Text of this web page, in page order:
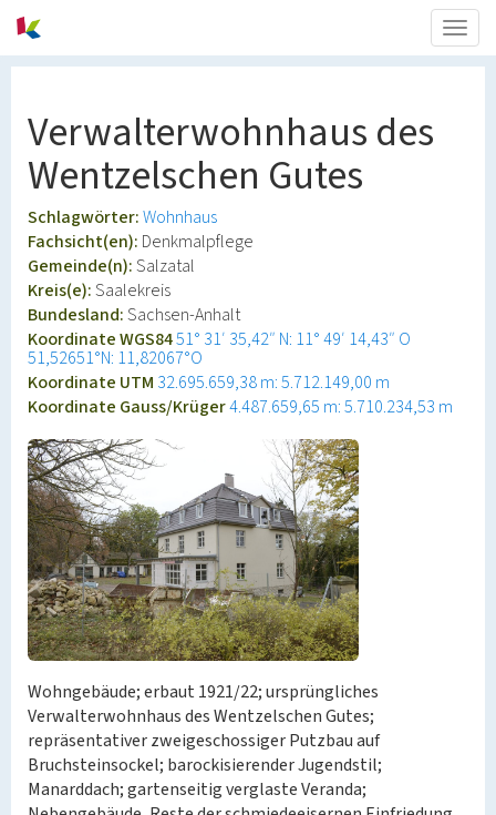
Verwalterwohnhaus des
Wentzelschen Gutes
Schlagwörter:Wohnhaus
Fachsicht(en): Denkmalpflege
Gemeinde(n):Salzatal
Kreis(e):Saalekreis
Bundesland:Sachsen-Anhalt
Koordinate WGS8451° 31′ 35,42″ N: 11° 49′ 14,43″ O
51,52651°N: 11,82067°O
Koordinate UTM 32.695.659,38 m: 5.712.149,00 m
Koordinate Gauss/Krüger4.487.659,65 m: 5.710.234,53 m
Wohngebäude; erbaut 1921/22; ursprüngliches
Verwalterwohnhaus des Wentzelschen Gutes;
repräsentativer zweigeschossiger Putzbau auf
Bruchsteinsockel; barockisierender Jugendstil;
Manarddach; gartenseitig verglaste Veranda;